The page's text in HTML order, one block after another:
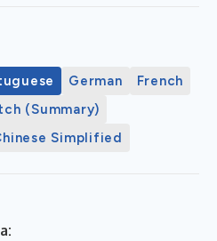
German
French
(Summary)
Simplified